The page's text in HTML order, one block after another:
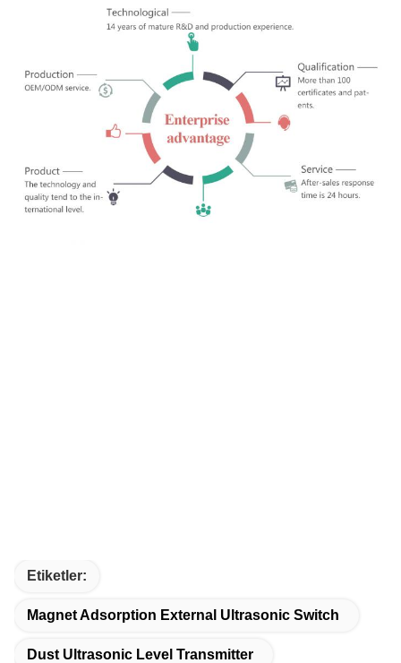
Etiketler:
Magnet Adsorption External Ultrasonic Switch
Dust Ultrasonic Level Transmitter